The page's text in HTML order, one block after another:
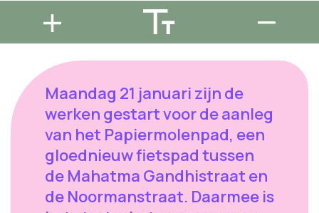
Maandag 21 januari zijn de
werken gestart voor de aanleg
van het Papiermolenpad, een
gloednieuw fietspad tussen
de Mahatma Gandhistraat en
de Noormanstraat. Daarmee is